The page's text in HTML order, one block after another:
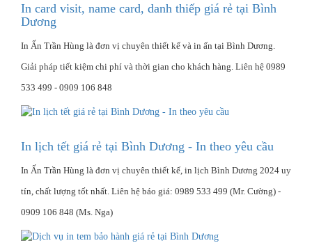
In card visit, name card, danh thiếp giá rẻ tại Bình
Dương
In Ấn Trần Hùng là đơn vị chuyên thiết kế và in ấn tại Bình Dương.
Giải pháp tiết kiệm chi phí và thời gian cho khách hàng. Liên hệ 0989
533 499 - 0909 106 848
In lịch tết giá rẻ tại Bình Dương - In theo yêu cầu
In Ấn Trần Hùng là đơn vị chuyên thiết kế, in lịch Bình Dương 2024 uy
tín, chất lượng tốt nhất. Liên hệ báo giá: 0989 533 499 (Mr. Cường) -
0909 106 848 (Ms. Nga)